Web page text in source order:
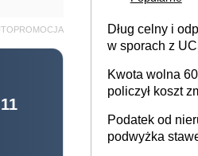
Dług celny i
w sporach z
Kwota wolna
policzył koszt
Podatek od
podwyżka